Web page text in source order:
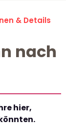
& Details
nach
hier,